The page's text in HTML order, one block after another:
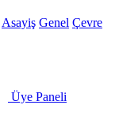
Asayiş Genel Çevre
Üye Paneli